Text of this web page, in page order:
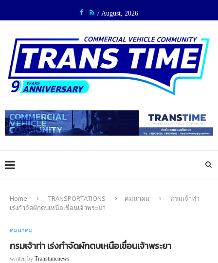
7 August, 2026
Home TRANSPORTATIONS คมนาคม
กรมเจ้าท่า
เร่งกำจัดผักตบเหนือเขื่อนเจ้าพระยา
คมนาคม
กรมเจ้าท่า เร่งกำจัดผักตบเหนือเขื่อนเจ้าพระยา
written by Transtimenews